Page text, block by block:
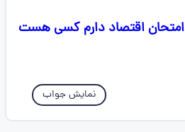
سلام بچها من ساعت ۸ امتحان اقتصاد دارم کسی هست
نمایش جواب